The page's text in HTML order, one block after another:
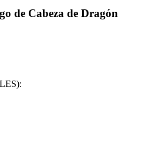
de Cabeza de Dragón
: